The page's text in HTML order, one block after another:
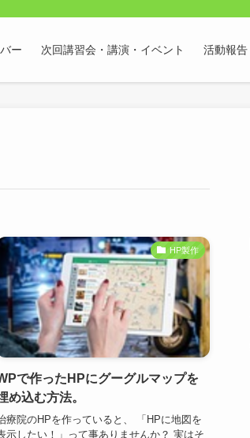
ー 次回講習会・講演・イベント 活動報告
HP製作
で作ったHPにグーグルマップを
め込む方法。
療院のHPを作っていると、 「HPに地図を
示したい！」って事ありませんか？ 実はそ